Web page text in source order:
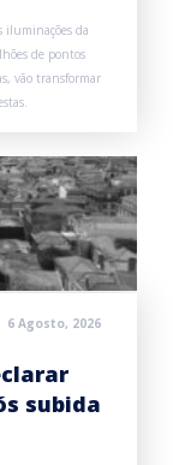
iluminações da
de pontos
vão transformar
6 Agosto, 2026
subida